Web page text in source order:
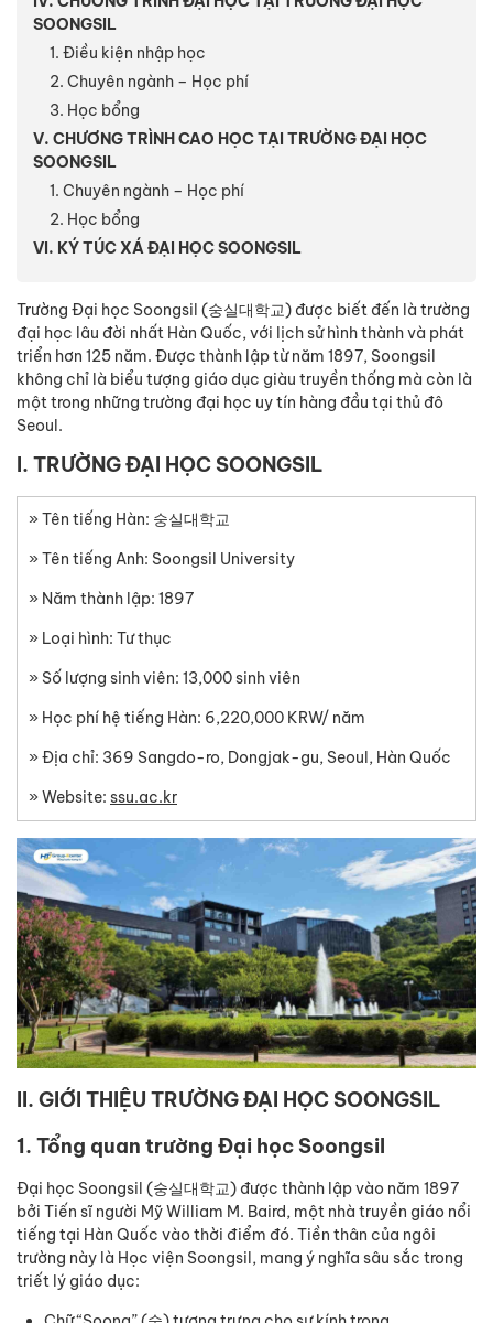
SOONGSIL
1. Điều kiện nhập học
2. Chuyên ngành – Học phí
3. Học bổng
V. CHƯƠNG TRÌNH CAO HỌC TẠI TRƯỜNG ĐẠI HỌC
SOONGSIL
1. Chuyên ngành – Học phí
2. Học bổng
VI. KÝ TÚC XÁ ĐẠI HỌC SOONGSIL
Trường Đại học Soongsil (숭실대학교) được biết đến là trường
đại học lâu đời nhất Hàn Quốc, với lịch sử hình thành và phát
triển hơn 125 năm. Được thành lập từ năm 1897, Soongsil
không chỉ là biểu tượng giáo dục giàu truyền thống mà còn là
một trong những trường đại học uy tín hàng đầu tại thủ đô
Seoul.
I. TRƯỜNG ĐẠI HỌC SOONGSIL
» Tên tiếng Hàn: 숭실대학교
» Tên tiếng Anh: Soongsil University
» Năm thành lập: 1897
» Loại hình: Tư thục
» Số lượng sinh viên: 13,000 sinh viên
» Học phí hệ tiếng Hàn: 6,220,000 KRW/ năm
» Địa chỉ: 369 Sangdo-ro, Dongjak-gu, Seoul, Hàn Quốc
» Website: ssu.ac.kr
II. GIỚI THIỆU TRƯỜNG ĐẠI HỌC SOONGSIL
1. Tổng quan trường Đại học Soongsil
Đại học Soongsil (숭실대학교) được thành lập vào năm 1897
bởi Tiến sĩ người Mỹ William M. Baird, một nhà truyền giáo nổi
tiếng tại Hàn Quốc vào thời điểm đó. Tiền thân của ngôi
trường này là Học viện Soongsil, mang ý nghĩa sâu sắc trong
triết lý giáo dục: